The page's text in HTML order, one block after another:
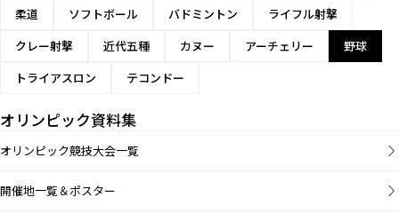
柔道
ソフトボール バドミントン
ライフル射撃
クレー射撃
近代五種 カヌー アーチェリー
野球
トライアスロン
テコンドー
オリンピック資料集
オリンピック競技大会一覧
開催地一覧＆ポスター